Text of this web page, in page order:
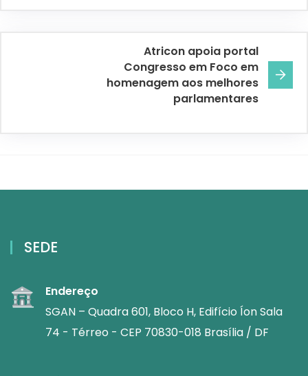
Atricon apoia portal
Congresso em Foco em
homenagem aos melhores
parlamentares
SEDE
Endereço
SGAN – Quadra 601, Bloco H, Edifício Íon Sala
74 - Térreo - CEP 70830-018 Brasília / DF